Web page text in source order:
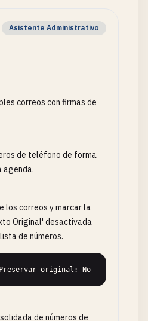
Asistente Administrativo
correos con firmas de
de teléfono de forma
agenda.
los correos y marcar la
Original' desactivada
de números.
original: No
de números de